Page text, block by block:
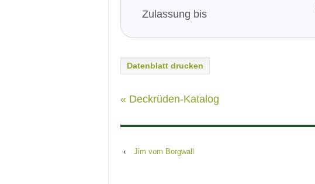
Zulassung bis
Datenblatt drucken
« Deckrüden-Katalog
‹ Jim vom Borgwall